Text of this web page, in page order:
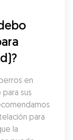
en
sus
para
la